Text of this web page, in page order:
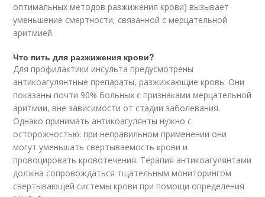
оптимальных методов разжижения крови) вызывает
уменьшение смертности, связанной с мерцательной
аритмией.
Что пить для разжижения крови?
Для профилактики инсульта предусмотрены
антикоагулянтные препараты, разжижающие кровь. Они
показаны почти 90% больных с признаками мерцательной
аритмии, вне зависимости от стадии заболевания.
Однако принимать антикоагулянты нужно с
осторожностью: при неправильном применении они
могут уменьшать свертываемость крови и
провоцировать кровотечения. Терапия антикоагулянтами
должна сопровождаться тщательным мониторингом
свертывающей системы крови при помощи определения